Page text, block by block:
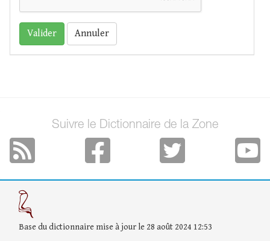
Annuler
Suivre le Dictionnaire de la Zone
Base du dictionnaire mise à jour le 28 août 2024 12:53